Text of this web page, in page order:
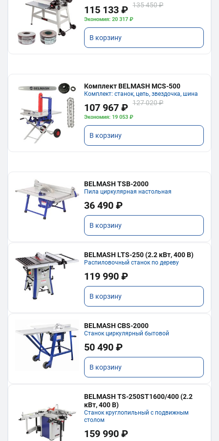
115 133 ₽ 135 450 ₽
Экономия: 20 317 ₽
В корзину
Комплект BELMASH MCS-500
Комплект: станок, цепь, звездочка, шина
107 967 ₽ 127 020 ₽
Экономия: 19 053 ₽
В корзину
BELMASH TSB-2000
Пила циркулярная настольная
36 490 ₽
В корзину
BELMASH LTS-250 (2.2 кВт, 400 В)
Распиловочный станок по дереву
119 990 ₽
В корзину
BELMASH CBS-2000
Станок циркулярный бытовой
50 490 ₽
В корзину
BELMASH TS-250ST1600/400 (2.2
кВт, 400 В)
Станок круглопильный с подвижным
столом
159 990 ₽